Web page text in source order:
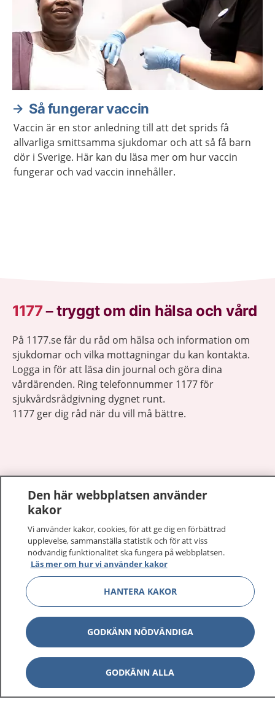
Så fungerar vaccin
Vaccin är en stor anledning till att det sprids få
allvarliga smittsamma sjukdomar och att så få barn
dör i Sverige. Här kan du läsa mer om hur vaccin
fungerar och vad vaccin innehåller.
1177–tryggt om din hälsa och vård
På 1177.se får du råd om hälsa och information om
sjukdomar och vilka mottagningar du kan kontakta.
Logga in för att läsa din journal och göra dina
vårdärenden. Ring telefonnummer 1177 för
sjukvårdsrådgivning dygnet runt.
1177 ger dig råd när du vill må bättre.
1177 på flera språk
Om 1177
Kontakt
Behandling av personuppgifter
Hantering av kakor
Inställningar för kakor
Den här webbplatsen använder
kakor
Vi använder kakor, cookies, för att ge dig en förbättrad
upplevelse, sammanställa statistik och för att viss
nödvändig funktionalitet ska fungera på webbplatsen.
Läs mer om hur vi använder kakor
HANTERA KAKOR
GODKÄNN NÖDVÄNDIGA
GODKÄNN ALLA